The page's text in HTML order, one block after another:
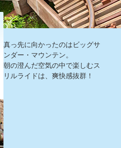
真っ先に向かったのはビッグサ
ンダー・マウンテン。
朝の澄んだ空気の中で楽しむス
リルライドは、爽快感抜群！